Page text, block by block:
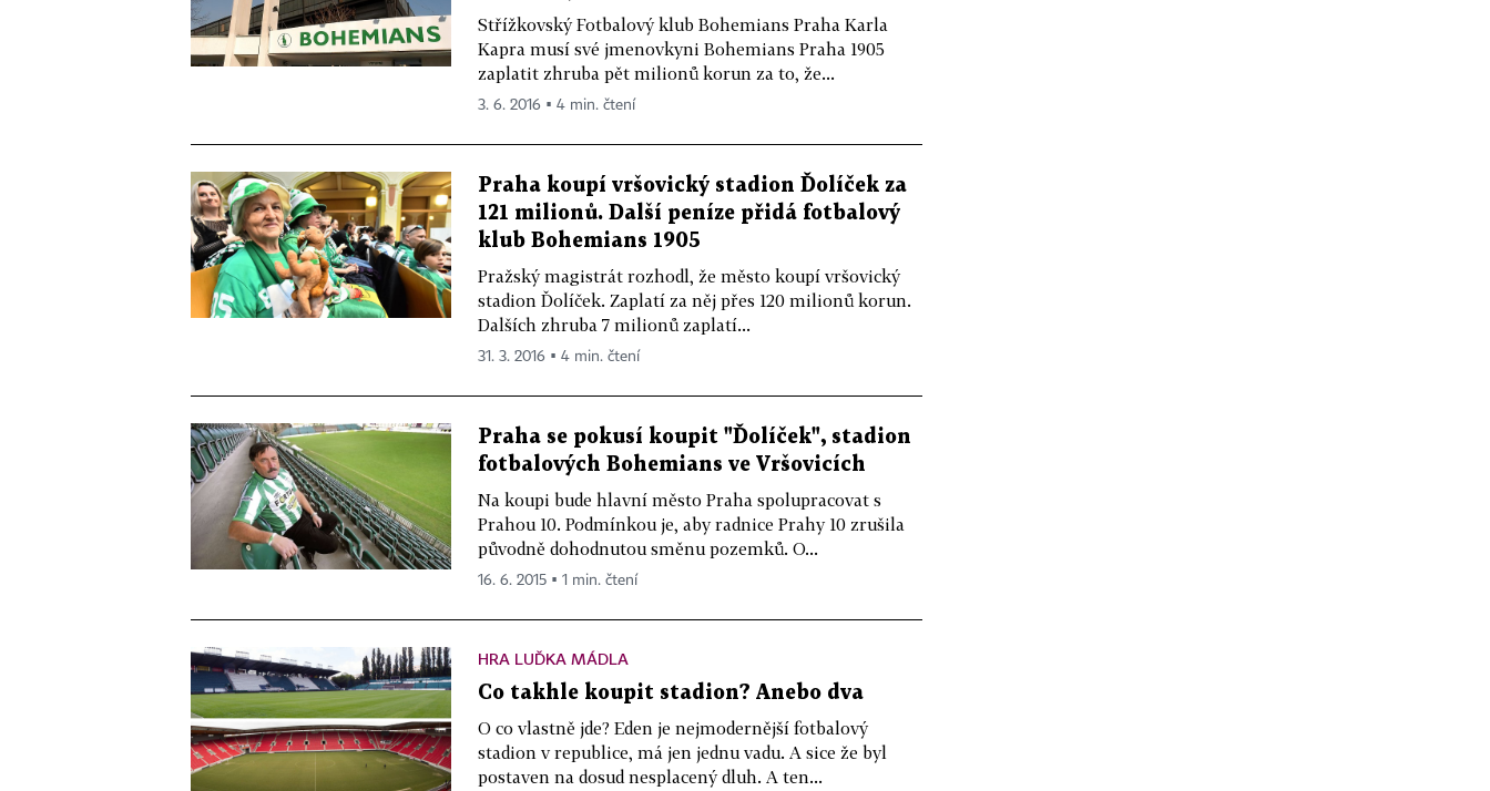
Střížkovský Fotbalový klub Bohemians Praha Karla
Kapra musí své jmenovkyni Bohemians Praha 1905
zaplatit zhruba pět milionů korun za to, že...
3. 6. 2016 ▪ 4 min. čtení
Praha koupí vršovický stadion Ďolíček za
121 milionů. Další peníze přidá fotbalový
klub Bohemians 1905
Pražský magistrát rozhodl, že město koupí vršovický
stadion Ďolíček. Zaplatí za něj přes 120 milionů korun.
Dalších zhruba 7 milionů zaplatí...
31. 3. 2016 ▪ 4 min. čtení
Praha se pokusí koupit "Ďolíček", stadion
fotbalových Bohemians ve Vršovicích
Na koupi bude hlavní město Praha spolupracovat s
Prahou 10. Podmínkou je, aby radnice Prahy 10 zrušila
původně dohodnutou směnu pozemků. O...
16. 6. 2015 ▪ 1 min. čtení
HRA LUĎKA MÁDLA
Co takhle koupit stadion? Anebo dva
O co vlastně jde? Eden je nejmodernější fotbalový
stadion v republice, má jen jednu vadu. A sice že byl
postaven na dosud nesplacený dluh. A ten...